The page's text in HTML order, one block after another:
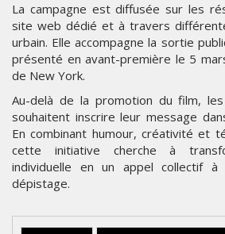
La campagne est diffusée sur les
site web dédié et à travers
urbain. Elle accompagne la sortie
présenté en avant-première le 5
de New York.
Au-delà de la promotion du film,
souhaitent inscrire leur message
En combinant humour, créativité et
cette initiative cherche à
individuelle en un appel collectif
dépistage.